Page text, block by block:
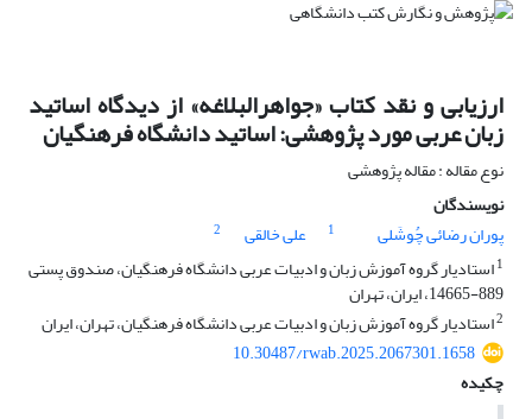
ارزیابی و نقد کتاب «جواهرالبلاغه» از دیدگاه اساتید
زبان عربی مورد پژوهشی: اساتید دانشگاه فرهنگیان
نوع مقاله : مقاله پژوهشی
نویسندگان
پوران رضائی چُوشَلی
1 علی خالقی
2
1استادیار گروه آموزش زبان و ادبیات عربی دانشگاه فرهنگیان، صندوق پستی
889-14665، ایران، تهران
2استادیار گروه آموزش زبان و ادبیات عربی دانشگاه فرهنگیان، تهران، ایران
10.30487/rwab.2025.2067301.1658
چکیده